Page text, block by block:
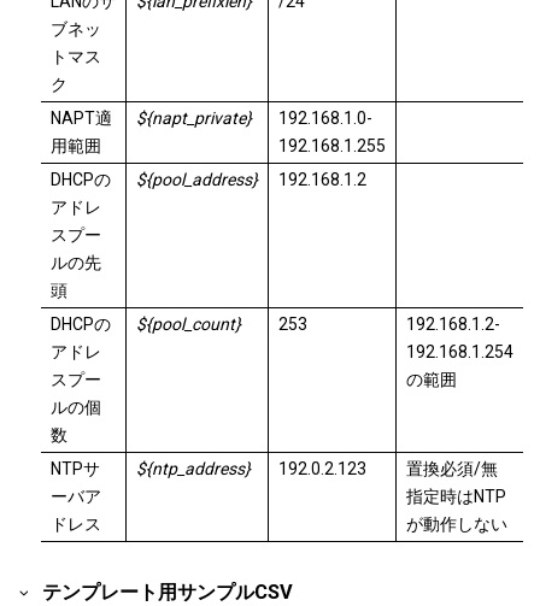
ブネッ
トマス
ク
NAPT適
用範囲
${napt_private}
192.168.1.0-
192.168.1.255
DHCPの
アドレ
スプー
ルの先
頭
${pool_address} 192.168.1.2
DHCPの
アドレ
スプー
ルの個
数
${pool_count} 253
192.168.1.2-
192.168.1.254
の範囲
NTPサ
ーバア
ドレス
${ntp_address} 192.0.2.123
置換必須/無
指定時はNTP
が動作しない
テンプレート用サンプルCSV